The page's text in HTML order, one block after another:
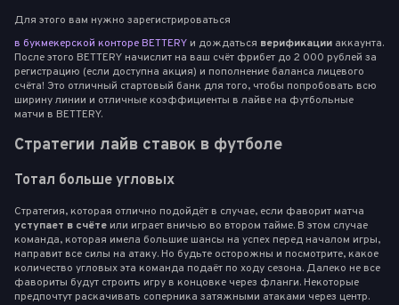
Для этого вам нужно зарегистрироваться
в букмекерской конторе BETTERY и дождаться верификации аккаунта.
После этого BETTERY начислит на ваш счёт фрибет до 2 000 рублей за
регистрацию (если доступна акция) и пополнение баланса лицевого
счёта! Это отличный стартовый банк для того, чтобы попробовать всю
ширину линии и отличные коэффициенты в лайве на футбольные
матчи в BETTERY.
Стратегии лайв ставок в футболе
Тотал больше угловых
Стратегия, которая отлично подойдёт в случае, если фаворит матча
уступает в счёте или играет вничью во втором тайме. В этом случае
команда, которая имела большие шансы на успех перед началом игры,
направит все силы на атаку. Но будьте осторожны и посмотрите, какое
количество угловых эта команда подаёт по ходу сезона. Далеко не все
фавориты будут строить игру в концовке через фланги. Некоторые
предпочтут раскачивать соперника затяжными атаками через центр.